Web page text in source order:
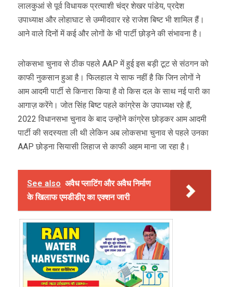
लालकुआं से पूर्व विधायक प्रत्याशी चंद्र शेखर पांडेय, प्रदेश
उपाध्याक्ष और लोहाघाट से उम्मीदवार रहे राजेश बिष्ट भी शामिल हैं।
आने वाले दिनों में कई और लोगों के भी पार्टी छोड़ने की संभावना है।
लोकसभा चुनाव से ठीक पहले AAP में हुई इस बड़ी टूट से संठगन को
काफी नुकसान हुआ है। फिलहाल ये साफ नहीं है कि जिन लोगों ने
आम आदमी पार्टी से किनारा किया है वो किस दल के साथ नई पारी का
आगाज़ करेंगे। जोत सिंह बिष्ट पहले कांग्रेस के उपाध्यक्ष रहे हैं,
2022 विधानसभा चुनाव के बाद उन्होंने कांग्रेस छोड़कर आम आदमी
पार्टी की सदस्यता ली थी लेकिन अब लोकसभा चुनाव से पहले उनका
AAP छोड़ना सियासी लिहाज से काफी अहम माना जा रहा है।
See also अवैध प्लाटिंग और अवैध निर्माण
के खिलाफ एमडीडीए का एक्शन जारी